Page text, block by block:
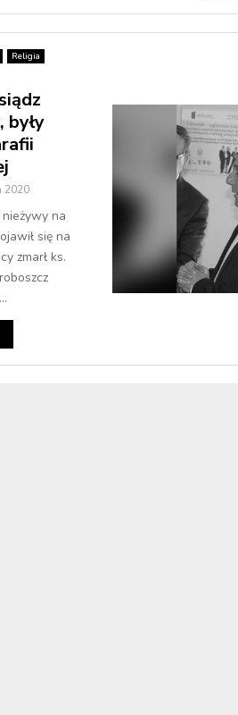
Religia
były
2020
nieżywy na
się na
zmarł ks.